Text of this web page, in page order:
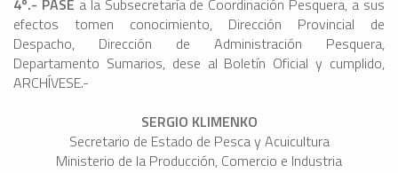
4º.- PASE a la Subsecretaría de Coordinación Pesquera, a sus
efectos tomen conocimiento, Dirección Provincial de
Despacho, Dirección de Administración Pesquera,
Departamento Sumarios, dese al Boletín Oficial y cumplido,
ARCHÍVESE.-
SERGIO KLIMENKO
Secretario de Estado de Pesca y Acuicultura
Ministerio de la Producción, Comercio e Industria